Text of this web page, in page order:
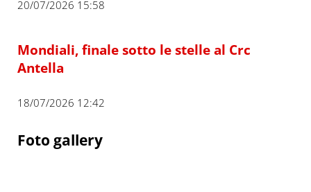
20/07/2026 15:58
Mondiali, finale sotto le stelle al Crc
Antella
18/07/2026 12:42
Foto gallery